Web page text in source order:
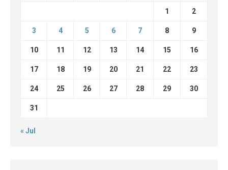
1 2
3 4 5 6 7 8 9
10 11 12 13 14 15 16
17 18 19 20 21 22 23
24 25 26 27 28 29 30
31
« Jul